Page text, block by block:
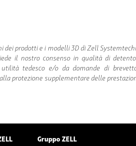
dei prodotti e i modelli 3D di Zell
il nostro consenso in qualità di
tedesco e/o da domande di
protezione supplementare delle
Gruppo ZELL